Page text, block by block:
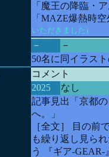
「魔王の降臨・
「MAZE爆熱時
いただきました)
－
－
50名に同イラス
コメント
2025
なし
記事見出「京都
へ。」
［全文］ 目の前
も繰り返し見ら
う 『ギア-